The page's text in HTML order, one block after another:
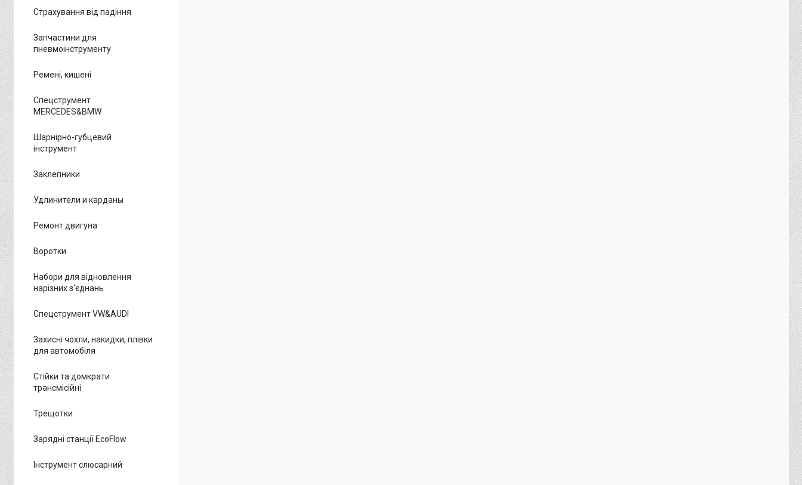
Страхування від падіння
Запчастини для
пневмоінструменту
Ремені, кишені
Спецструмент
MERCEDES&BMW
Шарнірно-губцевий
інструмент
Заклепники
Удлинители и карданы
Ремонт двигуна
Воротки
Набори для відновлення
нарізних з'єднань
Спецструмент VW&AUDI
Захисні чохли, накидки, плівки
для автомобіля
Стійки та домкрати
трансмісійні
Трещотки
Зарядні станції EcoFlow
Інструмент слюсарний